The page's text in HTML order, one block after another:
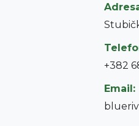
+382
Email: